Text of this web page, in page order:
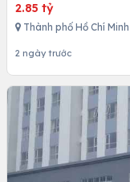
2.85 tỷ
Thành phố Hồ Chí Minh
2 ngày trước